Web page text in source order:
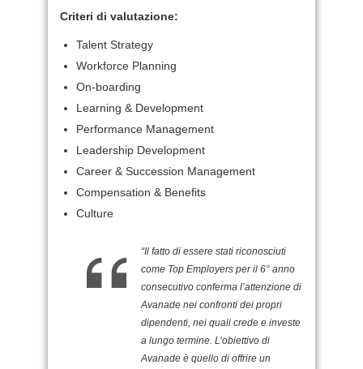
Criteri di valutazione:
Talent Strategy
Workforce Planning
On-boarding
Learning & Development
Performance Management
Leadership Development
Career & Succession Management
Compensation & Benefits
Culture
“Il fatto di essere stati riconosciuti
come Top Employers per il 6° anno
consecutivo conferma l’attenzione di
Avanade nei confronti dei propri
dipendenti, nei quali crede e investe
a lungo termine. L’obiettivo di
Avanade è quello di offrire un